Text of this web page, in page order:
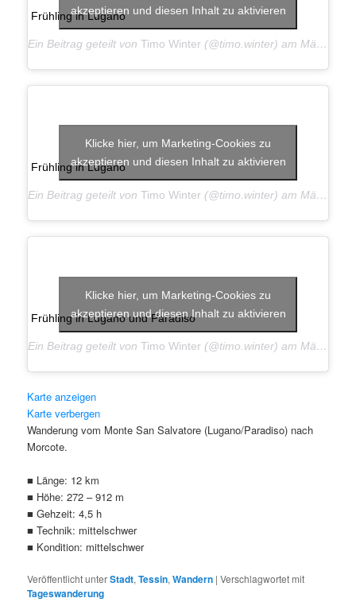
Frühling in Lugano
Ein Beitrag geteilt vonTimo Winter (@timo.winter) am Mär 23, 2019 um 9:19 PDT
akzeptieren und diesen Inhalt zu aktivieren
Frühling in Lugano
Ein Beitrag geteilt vonTimo Winter (@timo.winter) am Mär 23, 2019 um 9:18 PDT
Klicke hier, um Marketing-Cookies zu
akzeptieren und diesen Inhalt zu aktivieren
Frühling in Lugano und Paradiso
Ein Beitrag geteilt vonTimo Winter (@timo.winter) am Mär 23, 2019 um 9:16 PDT
Klicke hier, um Marketing-Cookies zu
akzeptieren und diesen Inhalt zu aktivieren
akzeptieren und diesen Inhalt zu
Karte anzeigen
Karte verbergen
Wanderung vom Monte San Salvatore (Lugano/Paradiso) nach
Morcote.
■ Länge: 12 km
■ Höhe: 272 – 912 m
■ Gehzeit: 4,5 h
■ Technik: mittelschwer
■ Kondition: mittelschwer
Veröffentlicht unterStadt,Tessin,Wandern |Verschlagwortet mit
Tageswanderung